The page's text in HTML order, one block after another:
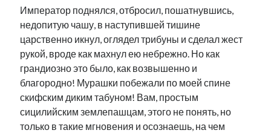
Император поднялся, отбросил, пошатнувшись,
недопитую чашу, в наступившей тишине
царственно икнул, оглядел трибуны и сделал жест
рукой, вроде как махнул ею небрежно. Но как
грандиозно это было, как возвышенно и
благородно! Мурашки побежали по моей спине
скифским диким табуном! Вам, простым
сицилийским землепашцам, этого не понять, но
только в такие мгновения и осознаешь, на чем